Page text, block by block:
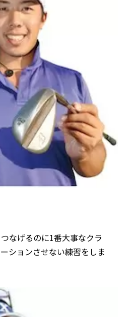
なげるのに1番大事なクラ
ションさせない練習をしま